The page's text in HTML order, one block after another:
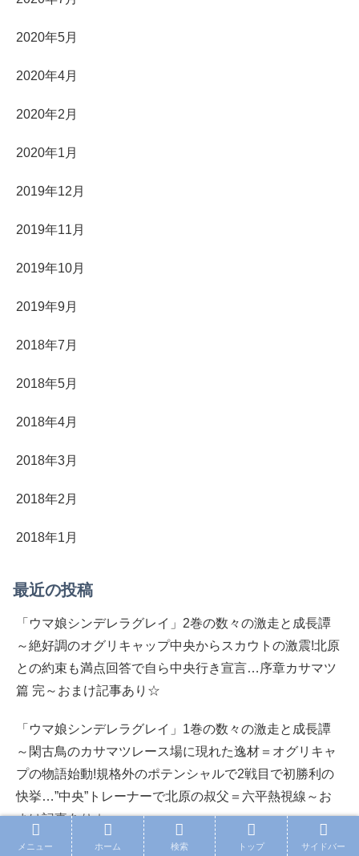
2020年5月
2020年4月
2020年2月
2020年1月
2019年12月
2019年11月
2019年10月
2019年9月
2018年7月
2018年5月
2018年4月
2018年3月
2018年2月
2018年1月
最近の投稿
「ウマ娘シンデレラグレイ」2巻の数々の激走と成長譚
～絶好調のオグリキャップ中央からスカウトの激震!北原
との約束も満点回答で自ら中央行き宣言…序章カサマツ
篇 完～おまけ記事あり☆
「ウマ娘シンデレラグレイ」1巻の数々の激走と成長譚
～閑古鳥のカサマツレース場に現れた逸材＝オグリキャ
プの物語始動!規格外のポテンシャルで2戦目で初勝利の
快挙…”中央”トレーナーで北原の叔父＝六平熱視線～お
まけ記事あり☆
メニュー ホーム 検索 トップ サイドバー